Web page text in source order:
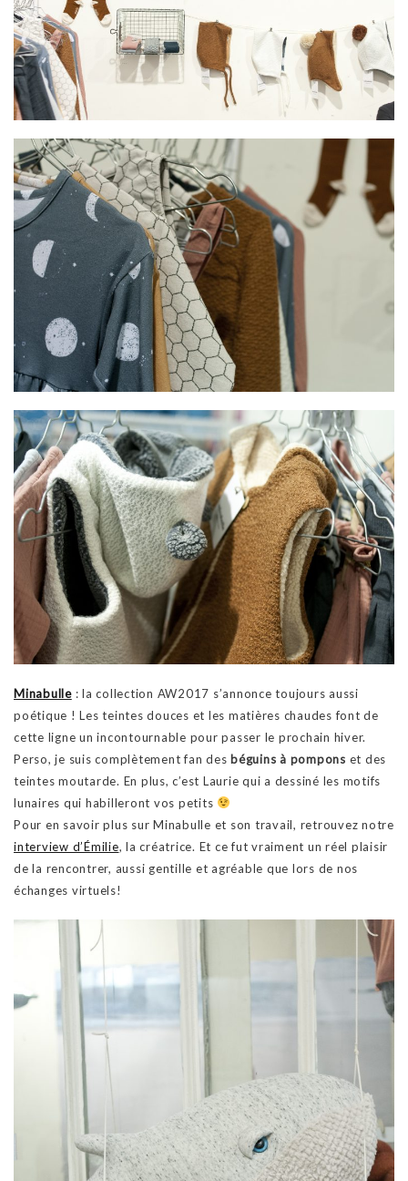
Minabulle: la collection AW2017 s’annonce toujours aussi
poétique ! Les teintes douces et les matières chaudes font de
cette ligne un incontournable pour passer le prochain hiver.
Perso, je suis complètement fan des béguins à pompons et des
teintes moutarde. En plus, c’est Laurie qui a dessiné les motifs
lunaires qui habilleront vos petits
Pour en savoir plus sur Minabulle et son travail, retrouvez notre
interview d’Émilie, la créatrice. Et ce fut vraiment un réel plaisir
de la rencontrer, aussi gentille et agréable que lors de nos
échanges virtuels!